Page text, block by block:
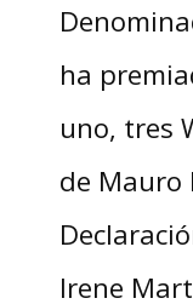
ha
uno, tres
de Mauro
Irene